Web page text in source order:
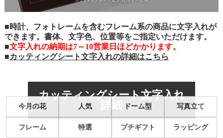
今月の花 人気 ドーム型 写真立て
フレーム 特選 プチギフト ラッピング
■時計、フォトレームを含むフレーム系の商品に文字入れが
できます。書体、文字色、位置等をご指定いただけます。
■文字入れの納期は7～10営業日ほどかかります。
■カッティングシート文字入れの詳細はこちら
カッティングシート文字入れ